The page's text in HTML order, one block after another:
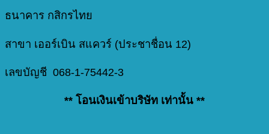
ธนาคาร กสิกรไทย
สาขา เออร์เบิน สแควร์ (ประชาชื่อน 12)
เลขบัญชี 068-1-75442-3
** โอนเงินเข้าบริษัท เท่านั้น **